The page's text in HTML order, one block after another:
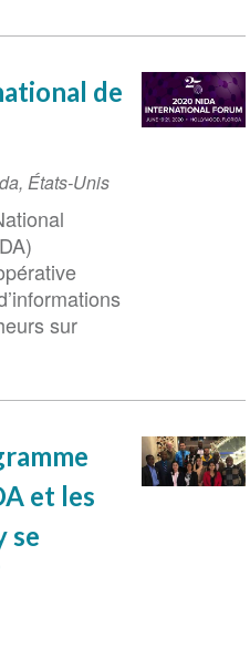
de
, États-Unis
sur
et les
se